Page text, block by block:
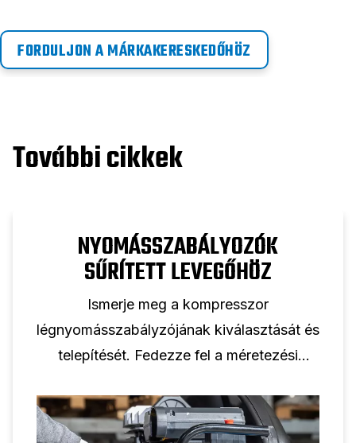
FORDULJON A MÁRKAKERESKEDŐHÖZ
További cikkek
NYOMÁSSZABÁLYOZÓK
SŰRÍTETT LEVEGŐHÖZ
Ismerje meg a kompresszor
légnyomásszabályzójának kiválasztását és
telepítését. Fedezze fel a méretezési
és a megbízható levegőnyomás-
szabályozásra vonatkozó beállítási